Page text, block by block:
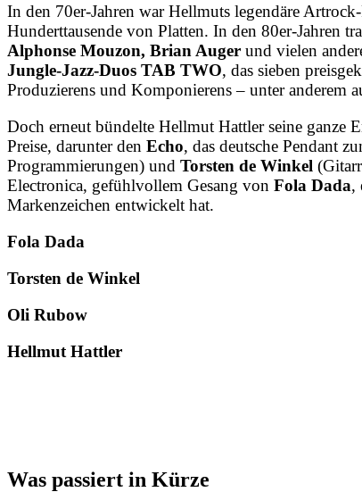
In den 70er-Jahren war Hellmuts legendäre
Hunderttausende von Platten. In den 80er-Jahren
Alphonse Mouzon, Brian Auger und vielen
Jungle-Jazz-Duos TAB TWO, das sieben
Produzierens und Komponierens – unter anderem
Doch erneut bündelte Hellmut Hattler seine ganze
Preise, darunter den Echo, das deutsche Pendant
Programmierungen) und Torsten de Winkel
Electronica, gefühlvollem Gesang von Fola Dada,
Markenzeichen entwickelt hat.
Fola Dada
Torsten de Winkel
Oli Rubow
Hellmut Hattler
Was passiert in Kürze